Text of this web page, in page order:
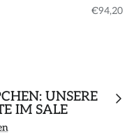
€94,20
UNSERE
IM SALE